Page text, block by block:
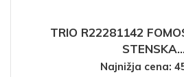
TRIO R22281142
Najnižja cena: